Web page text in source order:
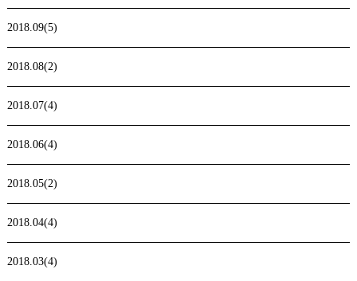
2018.09(5)
2018.08(2)
2018.07(4)
2018.06(4)
2018.05(2)
2018.04(4)
2018.03(4)